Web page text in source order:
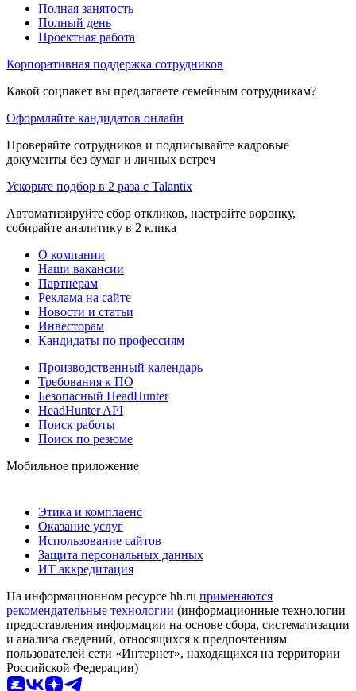
Полная занятость
Полный день
Проектная работа
Корпоративная поддержка сотрудников
Какой соцпакет вы предлагаете семейным сотрудникам?
Оформляйте кандидатов онлайн
Проверяйте сотрудников и подписывайте кадровые
документы без бумаг и личных встреч
Ускорьте подбор в 2 раза с Talantix
Автоматизируйте сбор откликов, настройте воронку,
собирайте аналитику в 2 клика
О компании
Наши вакансии
Партнерам
Реклама на сайте
Новости и статьи
Инвесторам
Кандидаты по профессиям
Производственный календарь
Требования к ПО
Безопасный HeadHunter
HeadHunter API
Поиск работы
Поиск по резюме
Мобильное приложение
Этика и комплаенс
Оказание услуг
Использование сайтов
Защита персональных данных
ИТ аккредитация
На информационном ресурсе hh.ru применяются
рекомендательные технологии (информационные технологии
предоставления информации на основе сбора, систематизации
и анализа сведений, относящихся к предпочтениям
пользователей сети «Интернет», находящихся на территории
Российской Федерации)